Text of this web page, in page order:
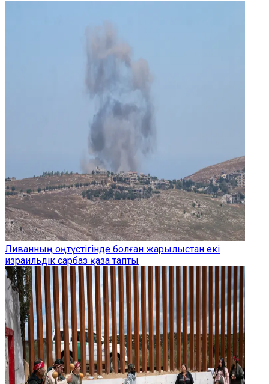
Ливанның оңтүстігінде болған жарылыстан екі
израильдік сарбаз қаза тапты